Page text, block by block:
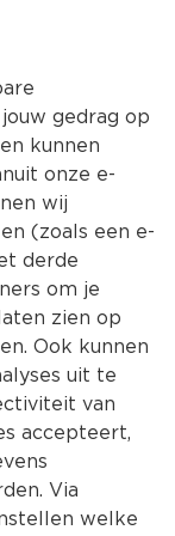
Kies jouw
Producten
gedrag op
kunnen
onze e-
wij
(zoals een e-
derde
om je
zien op
Ook kunnen
uit te
van
accepteert,
Via
welke